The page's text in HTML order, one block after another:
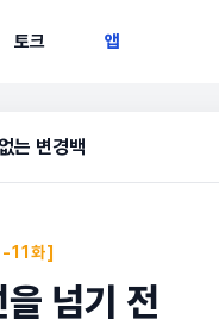
토크 앱
는 변경백
11화]
넘기 전